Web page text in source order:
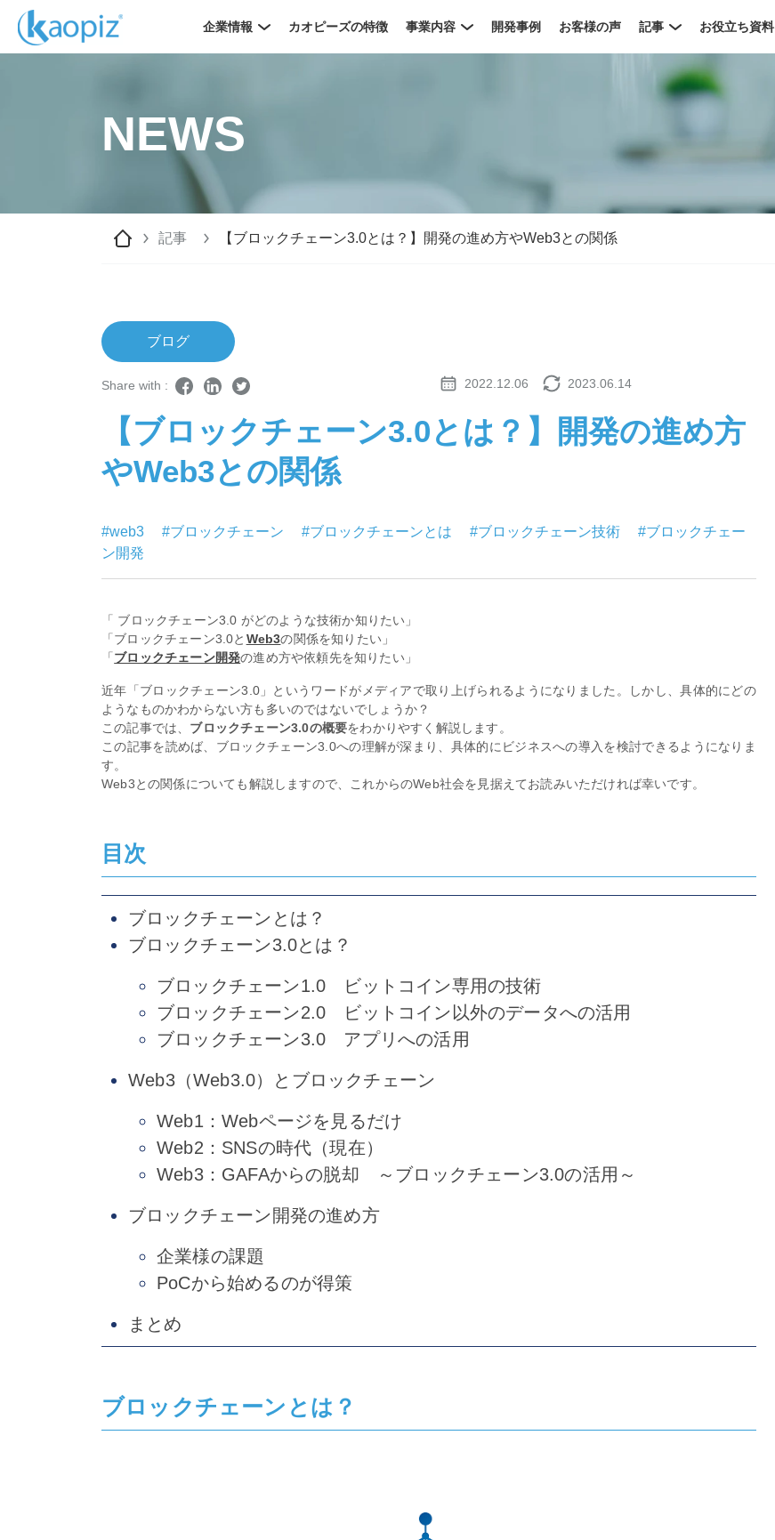
企業情報 カオピーズの特徴 事業内容 開発事例 お客様の声 記事 お役立ち資料
NEWS
記事 【ブロックチェーン3.0とは？】開発の進め方やWeb3との関係
ブログ
Share with : 2022.12.06 2023.06.14
【ブロックチェーン3.0とは？】開発の進め方
やWeb3との関係
#web3 #ブロックチェーン #ブロックチェーンとは #ブロックチェーン技術
#ブロックチェー
ン開発
「 ブロックチェーン3.0 がどのような技術か知りたい」
「ブロックチェーン3.0と Web3の関係を知りたい」
「ブロックチェーン開発の進め方や依頼先を知りたい」
近年「ブロックチェーン3.0」というワードがメディアで取り上げられるようになりました。しかし、具体的にどの
ようなものかわからない方も多いのではないでしょうか？
この記事では、 ブロックチェーン3.0の概要をわかりやすく解説します。
この記事を読めば、ブロックチェーン3.0への理解が深まり、具体的にビジネスへの導入を検討できるようになりま
す。
Web3との関係についても解説しますので、これからのWeb社会を見据えてお読みいただければ幸いです。
目次
ブロックチェーンとは？
ブロックチェーン3.0とは？
ブロックチェーン1.0 ビットコイン専用の技術
ブロックチェーン2.0 ビットコイン以外のデータへの活用
ブロックチェーン3.0 アプリへの活用
Web3（Web3.0）とブロックチェーン
Web1：Webページを見るだけ
Web2：SNSの時代（現在）
Web3：GAFAからの脱却 ～ブロックチェーン3.0の活用～
ブロックチェーン開発の進め方
企業様の課題
PoCから始めるのが得策
まとめ
ブロックチェーンとは？